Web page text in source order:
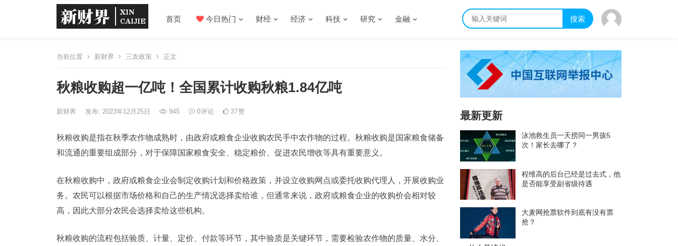
首页 今日热门 财经 经济 科技 研究 金融 搜索
当前位置 新财界 三农政策 正文
秋粮收购超一亿吨！全国累计收购秋粮1.84亿吨
新财界 发布: 2023年12月25日 945 0评论 37赞
秋粮收购是指在秋季农作物成熟时，由政府或粮食企业收购农民手中农作物的过程。秋粮收购是国家粮食储备
和流通的重要组成部分，对于保障国家粮食安全、稳定粮价、促进农民增收等具有重要意义。
在秋粮收购中，政府或粮食企业会制定收购计划和价格政策，并设立收购网点或委托收购代理人，开展收购业
务。农民可以根据市场价格和自己的生产情况选择卖给谁，但通常来说，政府或粮食企业的收购价会相对较
高，因此大部分农民会选择卖给这些机构。
秋粮收购的流程包括验质、计量、定价、付款等环节，其中验质是关键环节，需要检验农作物的质量、水分、
最新更新
泳池救生员一天捞同一男孩5
次！家长去哪了？
程维高的后台已经是过去式，他
是否能享受副省级待遇
大麦网抢票软件到底有没有票
抢？